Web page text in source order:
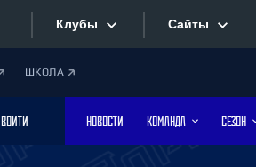
Клубы
Дивизион Боброва
Лада
Сайты
ШКОЛА
ВОЙТИ НОВОСТИ КОМАНДА СЕЗОН